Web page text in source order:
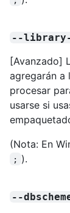
--
[Avanzado]
agregarán a
procesar
usarse si
(Nota: En
; ).
--